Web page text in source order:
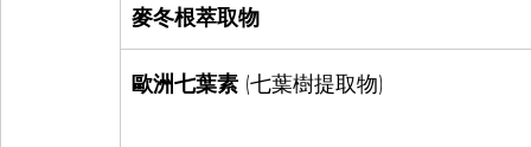
麥冬根萃取物
歐洲七葉素 (七葉樹提取物)